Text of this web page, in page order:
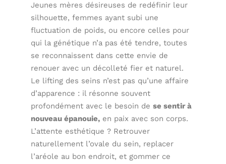
Jeunes mères désireuses de redéfinir leur
silhouette, femmes ayant subi une
fluctuation de poids, ou encore celles pour
qui la génétique n’a pas été tendre, toutes
se reconnaissent dans cette envie de
renouer avec un décolleté fier et naturel.
Le lifting des seins n’est pas qu’une affaire
d’apparence : il résonne souvent
profondément avec le besoin dese sentir à
nouveau épanouie, en paix avec son corps.
L’attente esthétique ? Retrouver
naturellement l’ovale du sein, replacer
l’aréole au bon endroit, et gommer ce